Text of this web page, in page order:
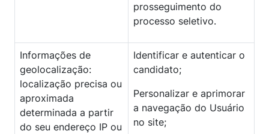
prosseguimento do
processo seletivo.
Informações de
geolocalização:
localização precisa ou
aproximada
determinada a partir
do seu endereço IP ou
Identificar e autenticar o
candidato;
Personalizar e aprimorar
a navegação do Usuário
no site;